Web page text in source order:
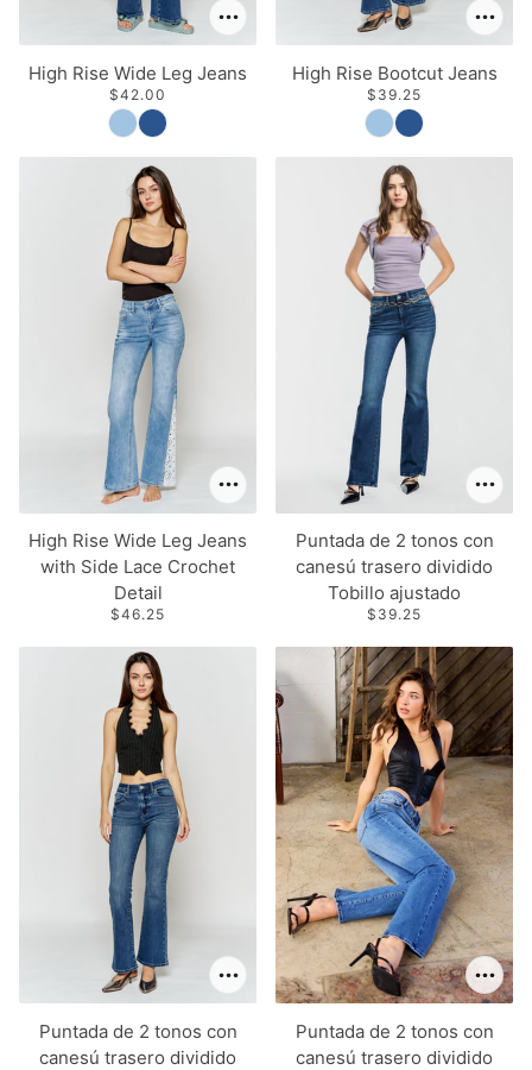
High Rise Wide Leg Jeans
$42.00
High Rise Bootcut Jeans
$39.25
High Rise Wide Leg Jeans
with Side Lace Crochet
Detail
$46.25
Puntada de 2 tonos con
canesú trasero dividido
Tobillo ajustado
$39.25
Puntada de 2 tonos con
canesú trasero dividido
Puntada de 2 tonos con
canesú trasero dividido